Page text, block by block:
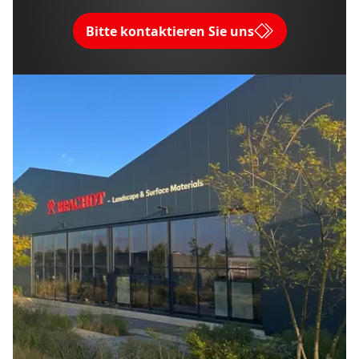
Bitte kontaktieren Sie uns